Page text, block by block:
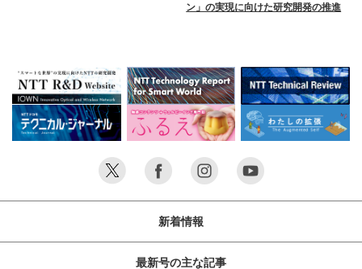
ン」の実現に向けた研究開発の推進
新着情報
最新号の主な記事